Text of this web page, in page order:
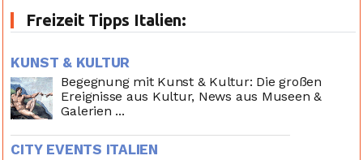
Freizeit Tipps Italien:
KUNST & KULTUR
Begegnung mit Kunst & Kultur: Die großen
Ereignisse aus Kultur, News aus Museen &
Galerien ...
CITY EVENTS ITALIEN